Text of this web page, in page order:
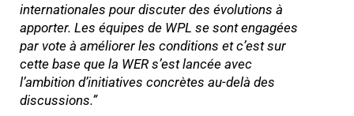
internationales pour discuter des évolutions à
apporter. Les équipes de WPL se sont engagées
par vote à améliorer les conditions et c’est sur
cette base que la WER s’est lancée avec
l’ambition d’initiatives concrètes au-delà des
discussions.”